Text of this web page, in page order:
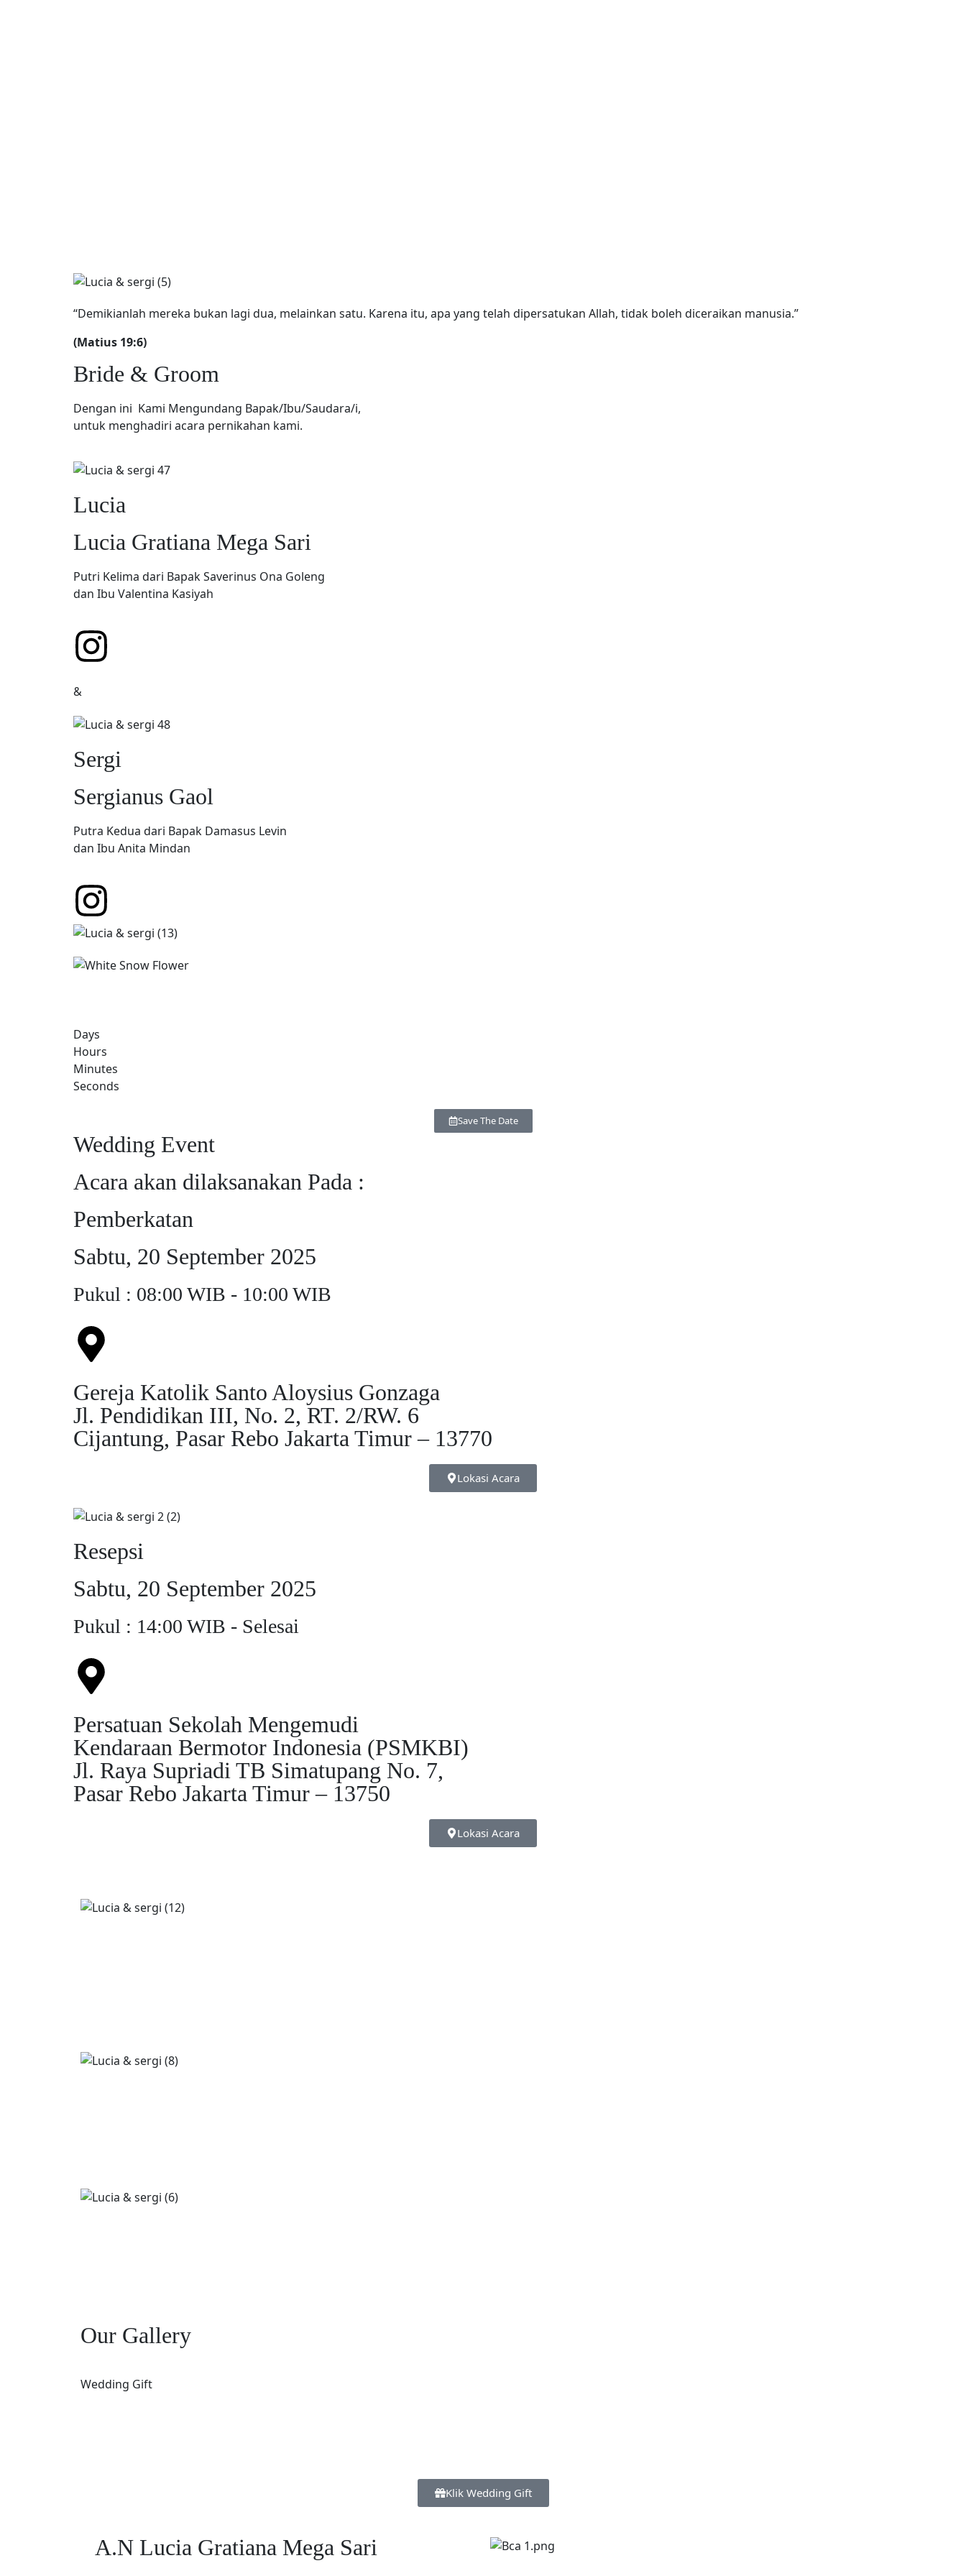
“Demikianlah mereka bukan lagi dua, melainkan satu. Karena itu, apa yang telah dipersatukan Allah, tidak boleh diceraikan manusia.”
(Matius 19:6)
Bride & Groom
Dengan ini Kami Mengundang Bapak/Ibu/Saudara/i,
untuk menghadiri acara pernikahan kami.
Lucia
Lucia Gratiana Mega Sari
Putri Kelima dari Bapak Saverinus Ona Goleng
dan Ibu Valentina Kasiyah
&
Sergi
Sergianus Gaol
Putra Kedua dari Bapak Damasus Levin
dan Ibu Anita Mindan
Days
Hours
Minutes
Seconds
Save The Date
Wedding Event
Acara akan dilaksanakan Pada :
Pemberkatan
Sabtu, 20 September 2025
Pukul : 08:00 WIB - 10:00 WIB
Gereja Katolik Santo Aloysius Gonzaga
Jl. Pendidikan III, No. 2, RT. 2/RW. 6
Cijantung, Pasar Rebo Jakarta Timur – 13770
Lokasi Acara
Resepsi
Sabtu, 20 September 2025
Pukul : 14:00 WIB - Selesai
Persatuan Sekolah Mengemudi
Kendaraan Bermotor Indonesia (PSMKBI)
Jl. Raya Supriadi TB Simatupang No. 7,
Pasar Rebo Jakarta Timur – 13750
Lokasi Acara
Our Gallery
Wedding Gift
Klik Wedding Gift
A.N Lucia Gratiana Mega Sari